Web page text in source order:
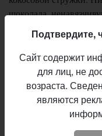
шоколада,
Пивоварня:
Плотность:
Алкоголь:
14
Подтвердите,
Сайт содержит
для лиц, не
возраста.
являются